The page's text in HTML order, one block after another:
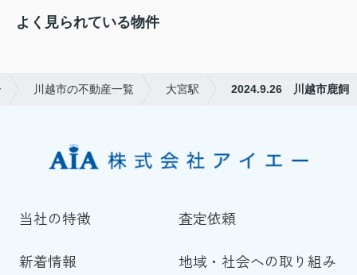
よく見られている物件
川越市の不動産一覧 大宮駅 2024.9.26 川越市鹿飼
当社の特徴 査定依頼
新着情報 地域・社会への取り組み